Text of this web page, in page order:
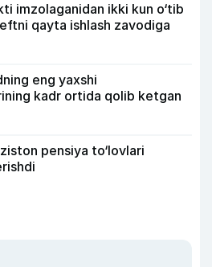
imzolaganidan ikki kun o‘tib
qayta ishlash zavodiga
eng yaxshi
kadr ortida qolib ketgan
pensiya to‘lovlari